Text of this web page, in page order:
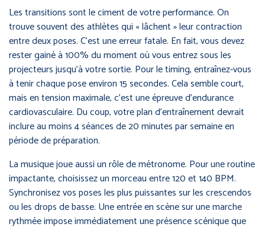
Les transitions sont le ciment de votre performance. On
trouve souvent des athlètes qui « lâchent » leur contraction
entre deux poses. C’est une erreur fatale. En fait, vous devez
rester gainé à 100% du moment où vous entrez sous les
projecteurs jusqu’à votre sortie. Pour le timing, entraînez-vous
à tenir chaque pose environ 15 secondes. Cela semble court,
mais en tension maximale, c’est une épreuve d’endurance
cardiovasculaire. Du coup, votre plan d’entraînement devrait
inclure au moins 4 séances de 20 minutes par semaine en
période de préparation.
La musique joue aussi un rôle de métronome. Pour une routine
impactante, choisissez un morceau entre 120 et 140 BPM.
Synchronisez vos poses les plus puissantes sur les crescendos
ou les drops de basse. Une entrée en scène sur une marche
rythmée impose immédiatement une présence scénique que